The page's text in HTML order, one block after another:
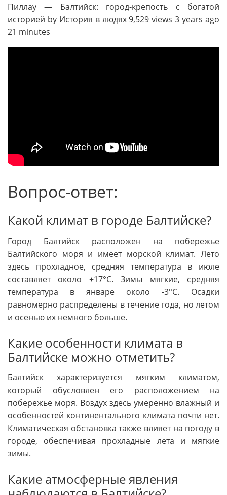
Пиллау — Балтийск: город-крепость с богатой
историей by История в людях 9,529 views 3 years ago
21 minutes
Вопрос-ответ:
Какой климат в городе Балтийске?
Город Балтийск расположен на побережье
Балтийского моря и имеет морской климат. Лето
здесь прохладное, средняя температура в июле
составляет около +17°C. Зимы мягкие, средняя
температура в январе около -3°C. Осадки
равномерно распределены в течение года, но летом
и осенью их немного больше.
Какие особенности климата в
Балтийске можно отметить?
Балтийск характеризуется мягким климатом,
который обусловлен его расположением на
побережье моря. Воздух здесь умеренно влажный и
особенностей континентального климата почти нет.
Климатическая обстановка также влияет на погоду в
городе, обеспечивая прохладные лета и мягкие
зимы.
Какие атмосферные явления